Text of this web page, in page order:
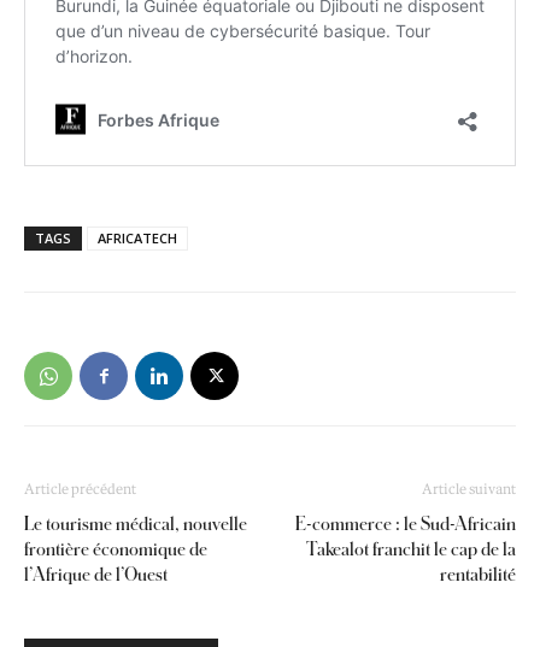
TAGS AFRICATECH
Article précédent
Le tourisme médical, nouvelle
frontière économique de
l’Afrique de l’Ouest
Article suivant
E-commerce : le Sud-Africain
Takealot franchit le cap de la
rentabilité